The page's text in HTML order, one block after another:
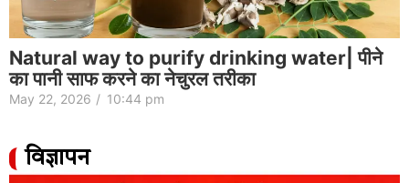
Natural way to purify drinking water| पीने
का पानी साफ करने का नेचुरल तरीका
May 22, 2026 / 10:44 pm
विज्ञापन